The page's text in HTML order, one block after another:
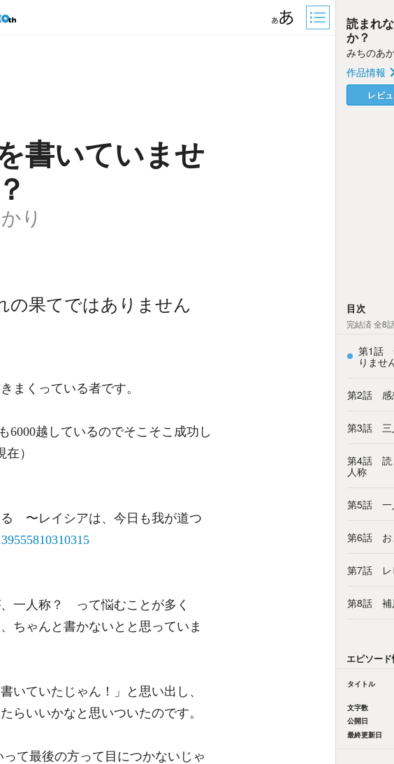
書いていませ
り
果てではありません
まくっている者です。
越しているのでそこそこ成功し
）
〜レイシアは、今日も我が道つ
一人称？ って悩むことが多く
ちゃんと書かないとと思っていま
ていたじゃん！」と思い出し、
らいいかなと思いついたのです。
て最後の方って目につかないじゃ
読まれ
か？
みちのあ
作品情報
レビ
目次
完結済全8
第1話
りませ
第2話 感
第3話 三
第4話 読
人称
第5話 一
第6話 お
第7話 レ
第8話 補
エピソード
タイトル
文字数
公開日
最終更新日